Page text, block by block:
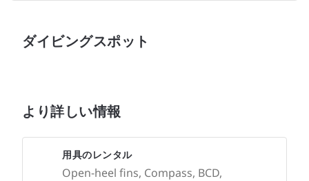
ダイビングスポット
より詳しい情報
用具のレンタル
Open-heel fins, Compass, BCD,